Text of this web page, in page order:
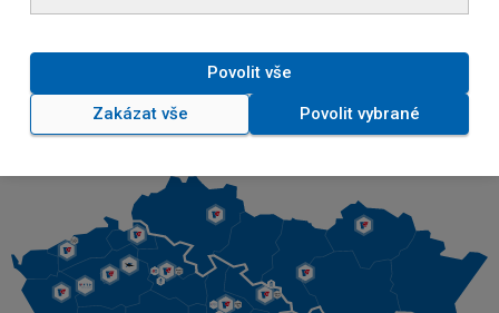
Služby
Povolit vše
Zakázat vše Povolit vybrané